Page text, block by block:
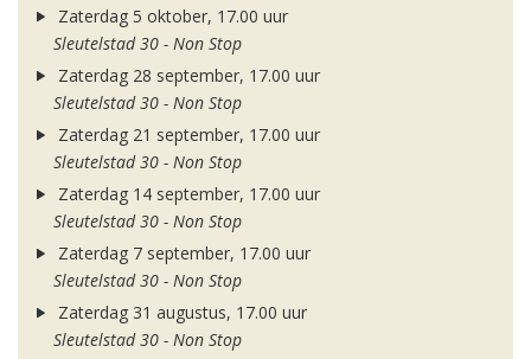
Zaterdag 5 oktober, 17.00 uur
Sleutelstad 30 - Non Stop
Zaterdag 28 september, 17.00 uur
Sleutelstad 30 - Non Stop
Zaterdag 21 september, 17.00 uur
Sleutelstad 30 - Non Stop
Zaterdag 14 september, 17.00 uur
Sleutelstad 30 - Non Stop
Zaterdag 7 september, 17.00 uur
Sleutelstad 30 - Non Stop
Zaterdag 31 augustus, 17.00 uur
Sleutelstad 30 - Non Stop